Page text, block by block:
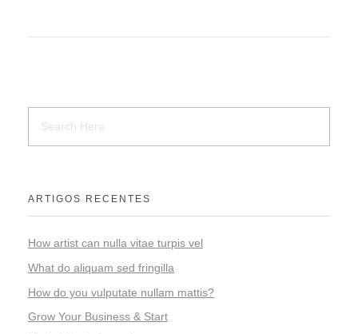
ARTIGOS RECENTES
How artist can nulla vitae turpis vel
What do aliquam sed fringilla
How do you vulputate nullam mattis?
Grow Your Business & Start